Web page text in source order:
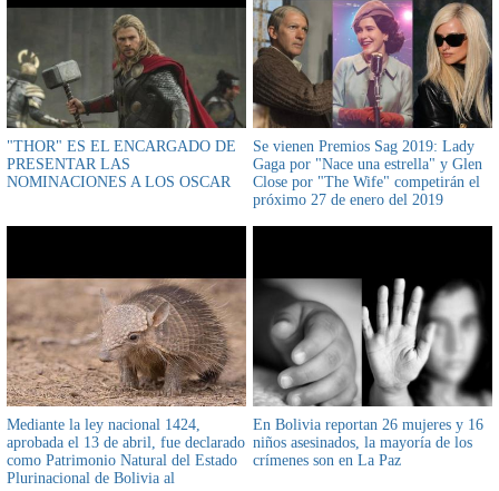
"THOR" ES EL ENCARGADO DE
PRESENTAR LAS
NOMINACIONES A LOS OSCAR
Se vienen Premios Sag 2019: Lady
Gaga por "Nace una estrella" y Glen
Close por "The Wife" competirán el
próximo 27 de enero del 2019
Mediante la ley nacional 1424,
aprobada el 13 de abril, fue declarado
como Patrimonio Natural del Estado
Plurinacional de Bolivia al
En Bolivia reportan 26 mujeres y 16
niños asesinados, la mayoría de los
crímenes son en La Paz